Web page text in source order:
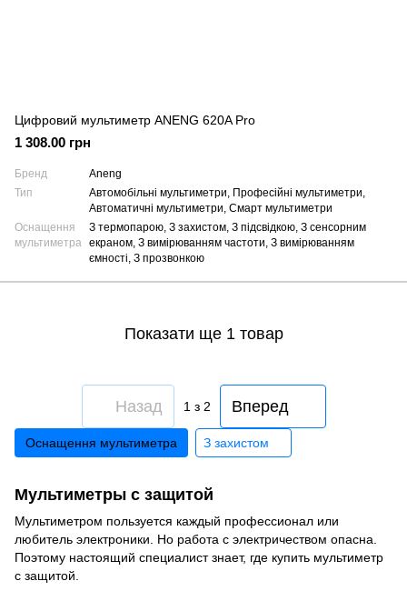
Цифровий мультиметр ANENG 620A Pro
1 308.00 грн
Бренд
Aneng
Тип
Автомобільні мультиметри, Професійні мультиметри,
Автоматичні мультиметри, Смарт мультиметри
Оснащення
мультиметра
З термопарою, З захистом, З підсвідкою, З сенсорним
екраном, З вимірюванням частоти, З вимірюванням
ємності, З прозвонкою
Показати ще 1 товар
Назад 1 з 2 Вперед
Мультиметры с защитой
Мультиметром пользуется каждый профессионал или
любитель электроники. Но работа с электричеством опасна.
Поэтому настоящий специалист знает, где купить мультиметр
с защитой.
Оснащення мультиметра З захистом